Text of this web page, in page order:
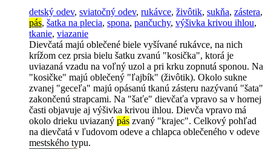
detský odev, sviatočný odev, rukávce, živôtik, sukňa, zástera,
pás, šatka na plecia, spona, pančuchy, výšivka krivou ihlou,
tkanie, viazanie
Dievčatá majú oblečené biele vyšívané rukávce, na nich
krížom cez prsia bielu šatku zvanú "kosička", ktorá je
uviazaná vzadu na voľný uzol a pri krku zopnutá sponou. Na
"kosičke" majú oblečený "ľajbík" (živôtik). Okolo sukne
zvanej "geceľa" majú opásanú tkanú zásteru nazývanú "šata"
zakončenú strapcami. Na "šaťe" dievčaťa vpravo sa v hornej
časti objavuje aj výšivka krivou ihlou. Dievča vpravo má
okolo drieku uviazaný pás zvaný "krajec". Celkový pohľad
na dievčatá v ľudovom odeve a chlapca oblečeného v odeve
mestského typu.